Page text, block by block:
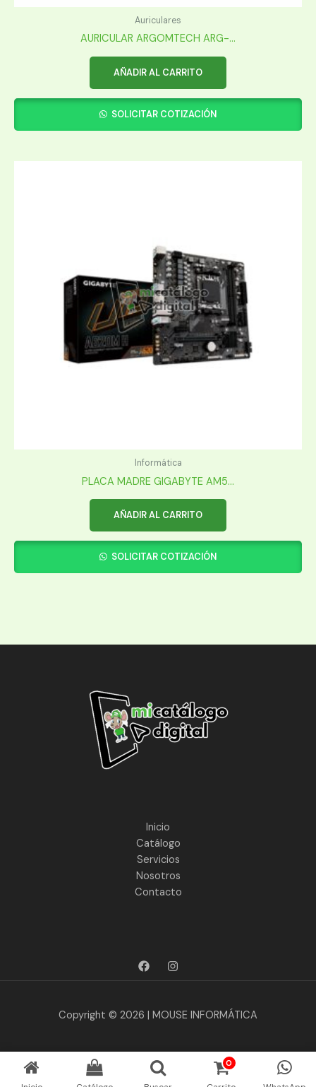
Auriculares
AURICULAR ARGOMTECH ARG-...
AÑADIR AL CARRITO
SOLICITAR COTIZACIÓN
Informática
PLACA MADRE GIGABYTE AM5...
AÑADIR AL CARRITO
SOLICITAR COTIZACIÓN
Inicio
Catálogo
Servicios
Nosotros
Contacto
Copyright © 2026 | MOUSE INFORMÁTICA
0